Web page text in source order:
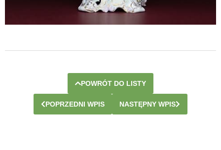
POWRÓT DO LISTY
POPRZEDNI WPIS NASTĘPNY WPIS